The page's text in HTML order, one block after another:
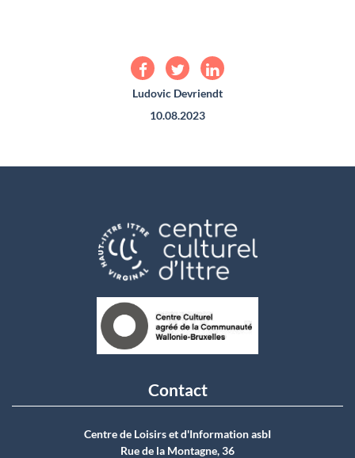
Ludovic Devriendt
10.08.2023
Contact
Centre de Loisirs et d'Information asbI
Rue de la Montagne, 36